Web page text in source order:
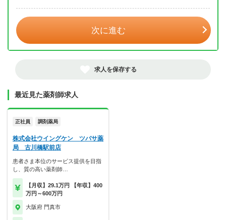
次に進む
求人を保存する
最近見た薬剤師求人
正社員 調剤薬局
株式会社ウイングケン ツバサ薬
局 古川橋駅前店
患者さま本位のサービス提供を目指
し、質の高い薬剤師…
【月収】29.1万円 【年収】400
万円～600万円
大阪府 門真市